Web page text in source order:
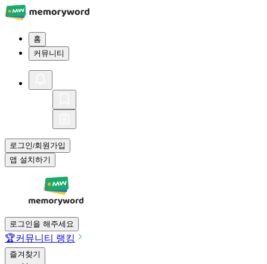
홈
커뮤니티
로그인/회원가입
앱 설치하기
로그인을 해주세요
🏆커뮤니티 랭킹
즐겨찾기